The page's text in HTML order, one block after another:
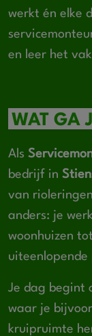
werkt én elke
en leer het
WAT GA
Als
bedrijf in
van
anders: je
woonhuizen
uiteenlopende
Je dag begint
waar je
kruipruimte